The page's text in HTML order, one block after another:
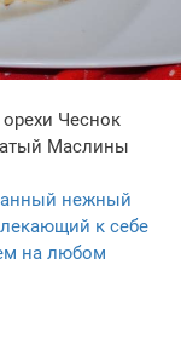
Чеснок
Маслины
нежный
к себе
на любом